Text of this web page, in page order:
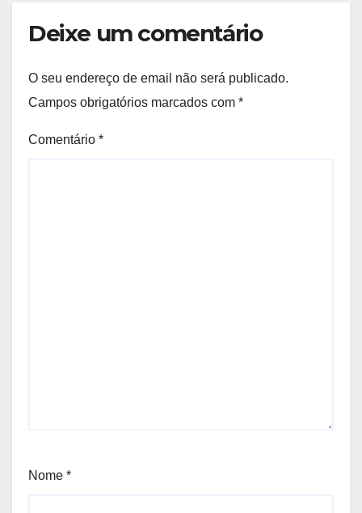
Deixe um comentário
O seu endereço de email não será publicado.
Campos obrigatórios marcados com *
Comentário *
Nome *